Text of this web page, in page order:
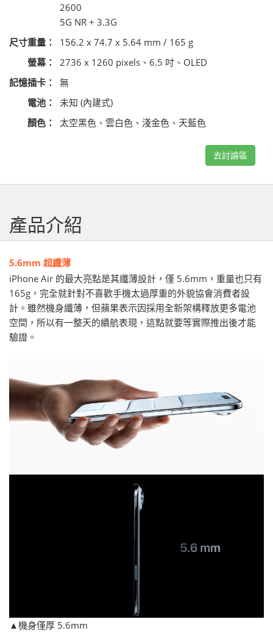
2600
5G NR + 3.3G
尺寸重量：
156.2 x 74.7 x 5.64 mm / 165 g
螢幕：
2736 x 1260 pixels、6.5 吋、OLED
記憶插卡：
無
電池：
未知 (內建式)
顏色：
太空黑色、雲白色、淺金色、天藍色
去討論區
產品介紹
5.6mm 超纖薄
iPhone Air 的最大亮點是其纖薄設計，僅 5.6mm，重量也只有
165g，完全就針對不喜歡手機太過厚重的外貌協會消費者設
計。雖然機身纖薄，但蘋果表示因採用全新架構釋放更多電池
空間，所以有一整天的續航表現，這點就要等實際推出後才能
驗證。
▲機身僅厚 5.6mm